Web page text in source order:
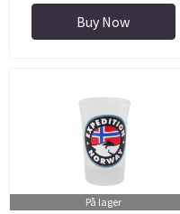
Buy Now
På lager